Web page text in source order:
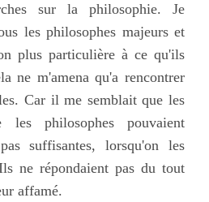
sur la philosophie. Je
les philosophes majeurs et
plus particulière à ce qu'ils
ne m'amena qu'a rencontrer
Car il me semblait que les
les philosophes pouvaient
suffisantes, lorsqu'on les
ne répondaient pas du tout
affamé.